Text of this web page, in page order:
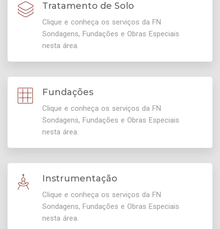
Tratamento de Solo
Clique e conheça os serviços da FN
Sondagens, Fundações e Obras Especiais
nesta área.
Fundações
Clique e conheça os serviços da FN
Sondagens, Fundações e Obras Especiais
nesta área.
Instrumentação
Clique e conheça os serviços da FN
Sondagens, Fundações e Obras Especiais
nesta área.